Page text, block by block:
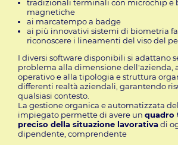
tradizionali terminali con microchip e
magnetiche
ai marcatempo a badge
ai più innovativi sistemi di biometria
riconoscere i lineamenti del viso del
I diversi software disponibili si adattano
problema alla dimensione dell'azienda,
operativo e alla tipologia e struttura
differenti realtà aziendali, garantendo
qualsiasi contesto.
La gestione organica e automatizzata
impiegato permette di avere un quadro
preciso della situazione lavorativadi
dipendente, comprendente